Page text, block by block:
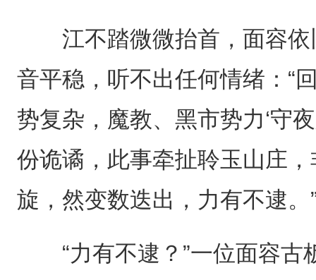
江不踏微微抬首，面容依
音平稳，听不出任何情绪：“
势复杂，魔教、黑市势力‘守
份诡谲，此事牵扯聆玉山庄
旋，然变数迭出，力有不逮。
“力有不逮？”一位面容古